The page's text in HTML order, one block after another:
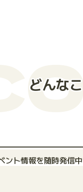
どんな
ント情報を随時発信中